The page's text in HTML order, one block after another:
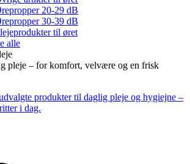
20-29 dB
30-39 dB
til øret
alle
pleje – for komfort, velvære og en frisk
produkter til daglig pleje og hygiejne –
i dag.